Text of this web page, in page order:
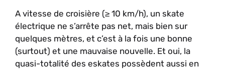
A vitesse de croisière (≥ 10 km/h), un skate
électrique ne s’arrête pas net, mais bien sur
quelques mètres, et c’est à la fois une bonne
(surtout) et une mauvaise nouvelle. Et oui, la
quasi-totalité des eskates possèdent aussi en